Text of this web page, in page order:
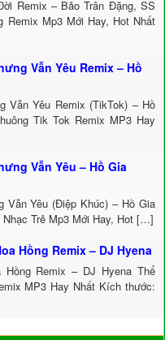
Remix – Bảo Trân Đặng, SS
Remix Mp3 Mới Hay, Hot Nhất
Vẫn Yêu Remix – Hồ
Vẫn Yêu Remix (TikTok) – Hồ
Tik Tok Remix MP3 Hay
Vẫn Yêu – Hồ Gia
Vẫn Yêu (Điệp Khúc) – Hồ Gia
Nhạc Trẻ Mp3 Mới Hay, Hot […]
Hồng Remix – DJ Hyena
Hồng Remix – DJ Hyena Thể
MP3 Hay Nhất Kích thước: